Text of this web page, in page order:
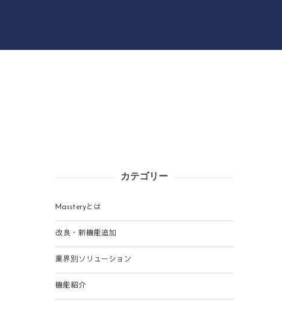
カテゴリー
Massteryとは
改良・新機能追加
業界別ソリューション
機能紹介